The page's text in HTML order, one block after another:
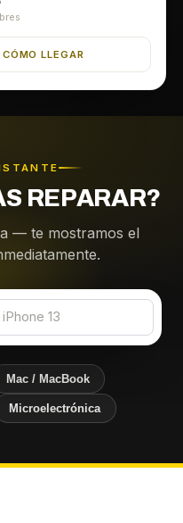
LLEGAR
REPARAR?
— te mostramos el
Mac / MacBook
Microelectrónica